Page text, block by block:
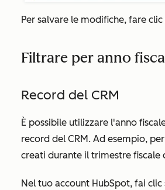
Per salvare le modifiche, fare clic
Filtrare per anno
Record del CRM
È possibile utilizzare l'anno
record del CRM. Ad esempio,
creati durante il trimestre fiscale
Nel tuo account HubSpot, fai clic